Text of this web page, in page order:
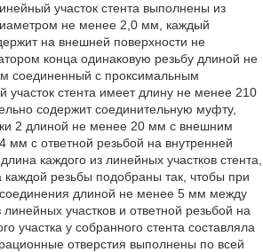
участок стента выполнены из
не менее 2,0 мм, каждый
на внешней поверхности не
конца одинаковую резьбу длиной не
соединенный с проксимальным
участок стента имеет длину не менее 210
содержит соединительную муфту,
2 длиной не менее 20 мм с внешним
мм с ответной резьбой на внутренней
каждого из линейных участков стента,
резьбы подобраны так, чтобы при
соединения длиной не менее 5 мм между
участков и ответной резьбой на
участка у собранного стента составляла
отверстия выполнены по всей